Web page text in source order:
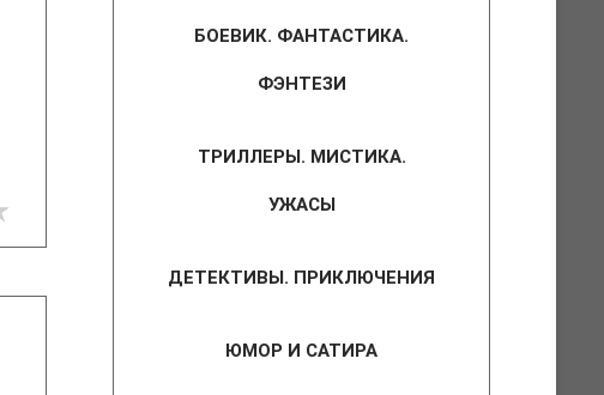
БОЕВИК. ФАНТАСТИКА.
ФЭНТЕЗИ
ТРИЛЛЕРЫ. МИСТИКА.
УЖАСЫ
ДЕТЕКТИВЫ. ПРИКЛЮЧЕНИЯ
ЮМОР И САТИРА